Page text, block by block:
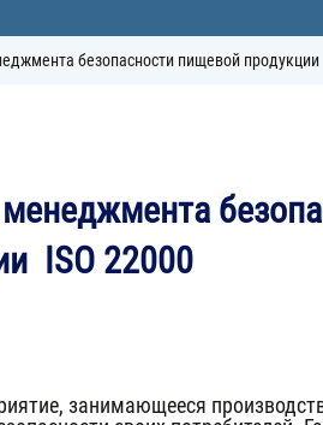
безопасности пищевой продукции
ISO 22000
занимающееся